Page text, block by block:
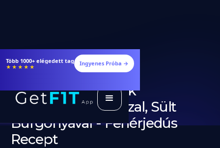
Étrendek, receptek és edzéstervek
★★★★★ Ingyenes Próba →
Diétás Marha Steak
Chimichurri Szósszal, Sült
Burgonyával - Fehérjedús
Recept